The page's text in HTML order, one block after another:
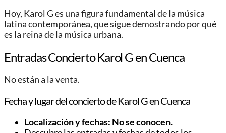
Hoy, Karol G es una figura fundamental de la música
latina contemporánea, que sigue demostrando por qué
es la reina de la música urbana.
Entradas Concierto Karol G en Cuenca
No están a la venta.
Fecha y lugar del concierto de Karol G en Cuenca
Localización y fechas: No se conocen.